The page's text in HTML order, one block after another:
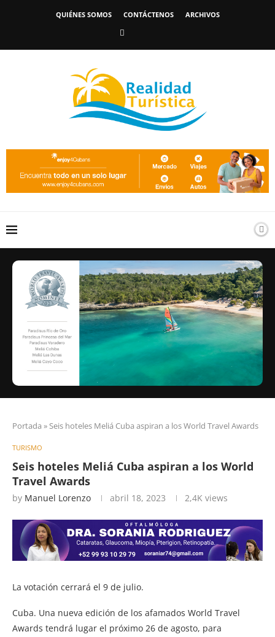
QUIÉNES SOMOS CONTÁCTENOS ARCHIVOS
Portada »Seis hoteles Meliá Cuba aspiran a los World Travel Awards
TURISMO
Seis hoteles Meliá Cuba aspiran a los World
Travel Awards
by Manuel Lorenzo abril 18, 2023 2,4K views
La votación cerrará el 9 de julio.
Cuba. Una nueva edición de los afamados World Travel
Awards tendrá lugar el próximo 26 de agosto, para